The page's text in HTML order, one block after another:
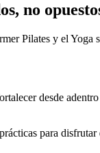
no
Pilates y el Yoga
desde
para